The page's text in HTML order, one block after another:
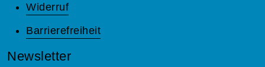
Widerruf
Barrierefreiheit
Newsletter